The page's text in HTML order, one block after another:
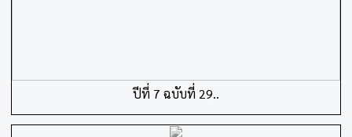
ปีที่ 7 ฉบับที่ 29..